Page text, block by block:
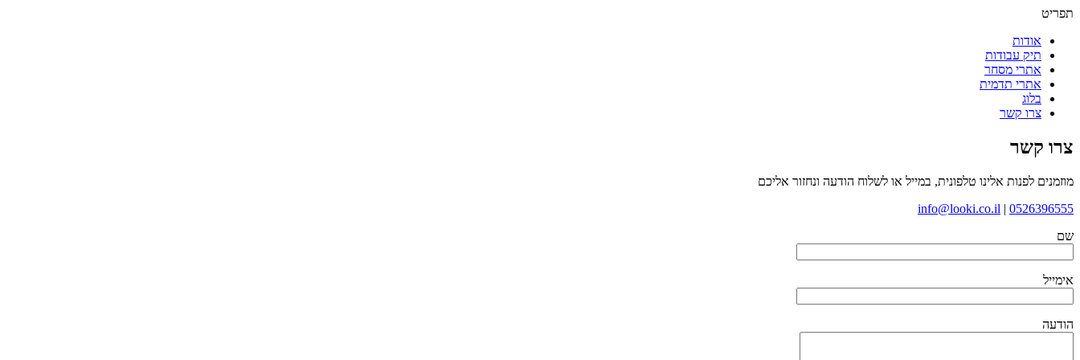
תפריט
אודות
תיק עבודות
אתרי מסחר
אתרי תדמית
בלוג
צרו קשר
צרו קשר
מוזמנים לפנות אלינו טלפונית, במייל או לשלוח הודעה ונחזור אליכם
0526396555
|
info@looki.co.il
שם
אימייל
הודעה